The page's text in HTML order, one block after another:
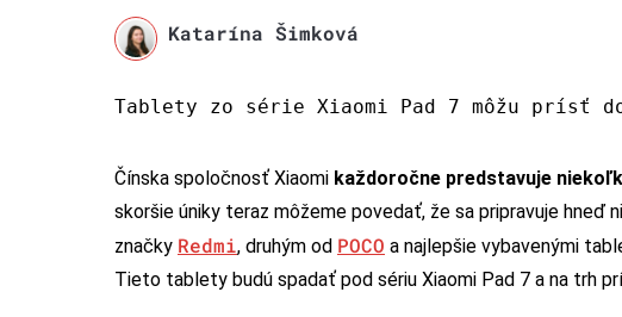
Katarína Šimková
Tablety zo série Xiaomi Pad 7 môžu prísť
Čínska spoločnosť Xiaomi každoročne predstavuje
skoršie úniky teraz môžeme povedať, že sa pripravuje
značky Redmi, druhým od POCO a najlepšie vybavenými
Tieto tablety budú spadať pod sériu Xiaomi Pad 7 a na trh